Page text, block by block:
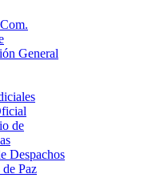
General
de
Despachos
de Paz